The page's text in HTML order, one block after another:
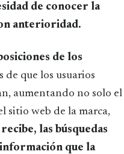
de conocer la
anterioridad.
de los
de que los usuarios
aumentando no solo el
sitio web de la marca,
las búsquedas
que la